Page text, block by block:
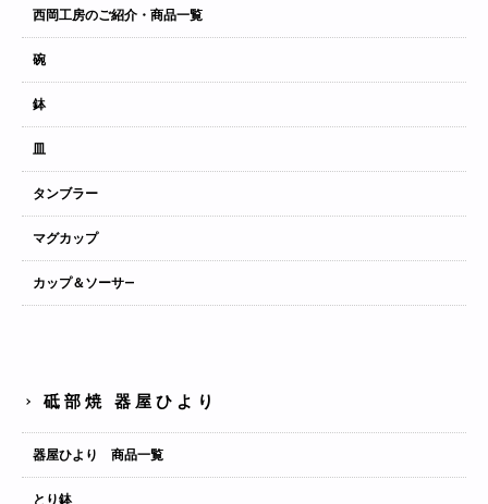
西岡工房のご紹介・商品一覧
碗
鉢
皿
タンブラー
マグカップ
カップ＆ソーサ―
砥部焼 器屋ひより
器屋ひより 商品一覧
とり鉢